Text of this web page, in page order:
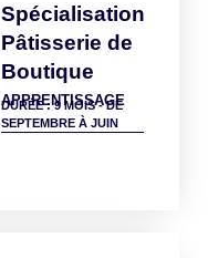
Spécialisation
Pâtisserie de
Boutique
APPRENTISSAGE
DURÉE : 9 MOIS - DE
SEPTEMBRE À JUIN